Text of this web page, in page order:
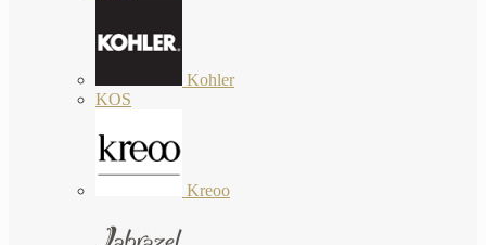
Kohler
KOS
Kreoo